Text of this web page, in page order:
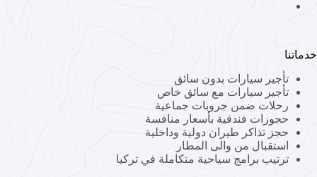
خدماتنا
تأجير سيارات بدون سائق
تأجير سيارات مع سائق خاص
رحلات ضمن جروبات جماعية
حجوزات فندقية بأسعار منافسة
حجز تذاكر طيران دولية وداخلية
استقبال من والى المطار
ترتيب برامج سياحية متكاملة في تركيا